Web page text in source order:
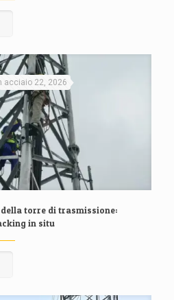
acciaio 22, 2026
torre di trasmissione:
in situ